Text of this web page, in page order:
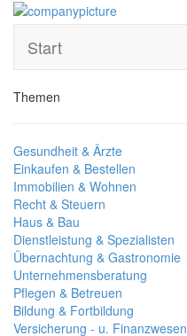
Start
Themen
Gesundheit & Ärzte
Einkaufen & Bestellen
Immobilien & Wohnen
Recht & Steuern
Haus & Bau
Dienstleistung & Spezialisten
Übernachtung & Gastronomie
Unternehmensberatung
Pflegen & Betreuen
Bildung & Fortbildung
Versicherung - u. Finanzwesen